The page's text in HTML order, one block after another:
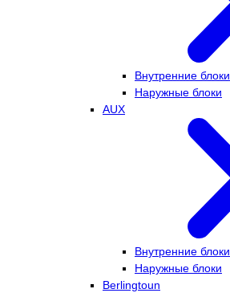
Внутренние блоки
Наружные блоки
AUX
Внутренние блоки
Наружные блоки
Berlingtoun